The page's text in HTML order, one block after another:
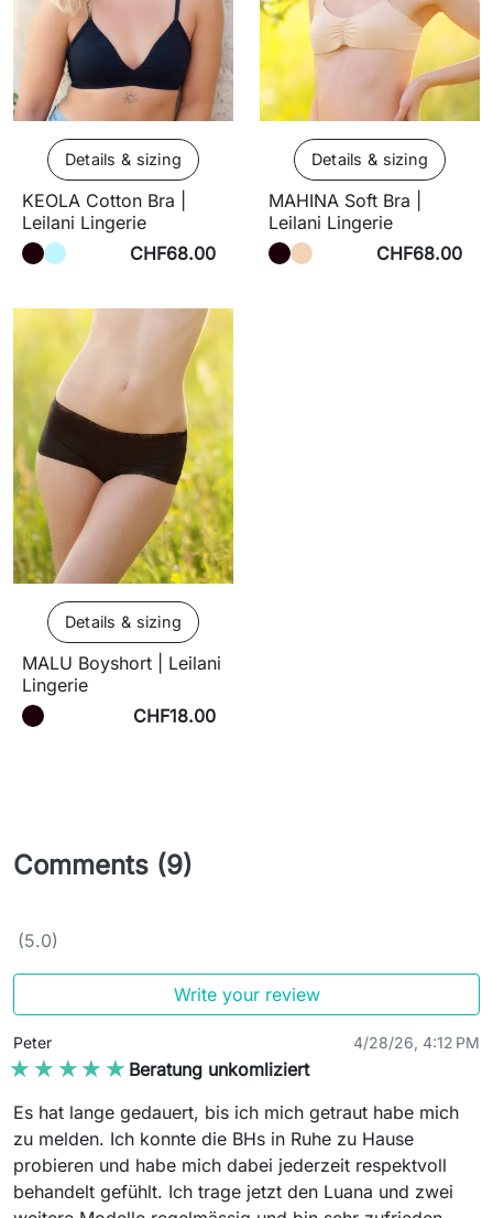
Details & sizing
KEOLA Cotton Bra |
Leilani Lingerie
CHF68.00
Details & sizing
MAHINA Soft Bra |
Leilani Lingerie
CHF68.00
Details & sizing
MALU Boyshort | Leilani
Lingerie
CHF18.00
Comments (9)
(5.0)
Write your review
Peter 4/28/26, 4:12 PM
★★★★★
★★★★★ Beratung unkomliziert
Es hat lange gedauert, bis ich mich getraut habe mich
zu melden. Ich konnte die BHs in Ruhe zu Hause
probieren und habe mich dabei jederzeit respektvoll
behandelt gefühlt. Ich trage jetzt den Luana und zwei